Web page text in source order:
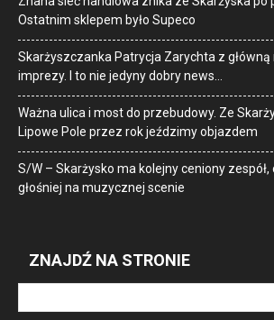
Ostatnim sklepem było Supeco
Skarżyszczanka Patrycja Zarychta z
imprezy. I to nie jedyny dobry news…
Ważna ulica i most do przebudowy. Ze
Lipowe Pole przez rok jeździmy objazdem
S/W – Skarżysko ma kolejny ceniony
głośniej na muzycznej scenie
ZNAJDŹ NA STRONIE